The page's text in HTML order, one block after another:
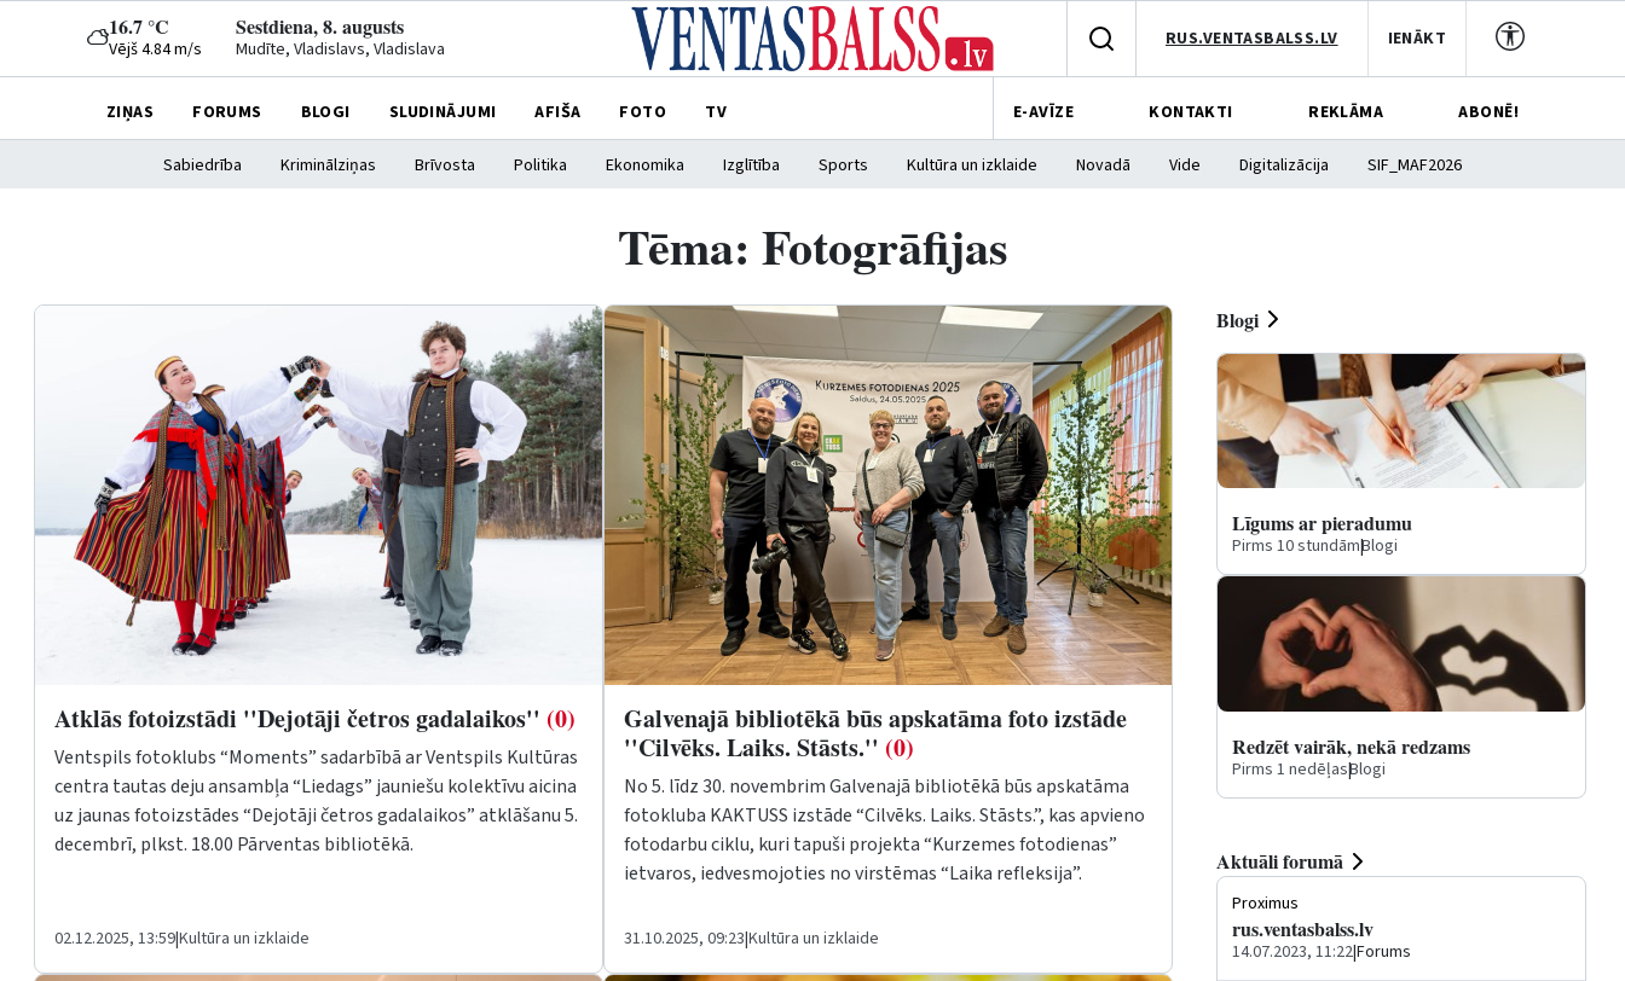
16.7 °C
Vējš 4.84 m/s
Sestdiena, 8. augusts
Mudīte, Vladislavs, Vladislava RUS.VENTASBALSS.LV IENĀKT
ZIŅAS FORUMS BLOGI SLUDINĀJUMI AFIŠA FOTO TV E-AVĪZE KONTAKTI REKLĀMA ABONĒ!
Sabiedrība Kriminālziņas Brīvosta Politika Ekonomika Izglītība Sports Kultūra un izklaide Novadā Vide Digitalizācija SIF_MAF2026
Tēma: Fotogrāfijas
Atklās fotoizstādi ''Dejotāji četros gadalaikos'' (0)
Ventspils fotoklubs “Moments” sadarbībā ar Ventspils Kultūras
centra tautas deju ansambļa “Liedags” jauniešu kolektīvu aicina
uz jaunas fotoizstādes “Dejotāji četros gadalaikos” atklāšanu 5.
decembrī, plkst. 18.00 Pārventas bibliotēkā.
02.12.2025, 13:59|Kultūra un izklaide
Galvenajā bibliotēkā būs apskatāma foto izstāde
''Cilvēks. Laiks. Stāsts.'' (0)
No 5. līdz 30. novembrim Galvenajā bibliotēkā būs apskatāma
fotokluba KAKTUSS izstāde “Cilvēks. Laiks. Stāsts.”, kas apvieno
fotodarbu ciklu, kuri tapuši projekta “Kurzemes fotodienas”
ietvaros, iedvesmojoties no virstēmas “Laika refleksija”.
31.10.2025, 09:23|Kultūra un izklaide
Blogi
Līgums ar pieradumu
Pirms 10 stundām|Blogi
Redzēt vairāk, nekā redzams
Pirms 1 nedēļas|Blogi
Aktuāli forumā
Proximus
rus.ventasbalss.lv
14.07.2023, 11:22|Forums